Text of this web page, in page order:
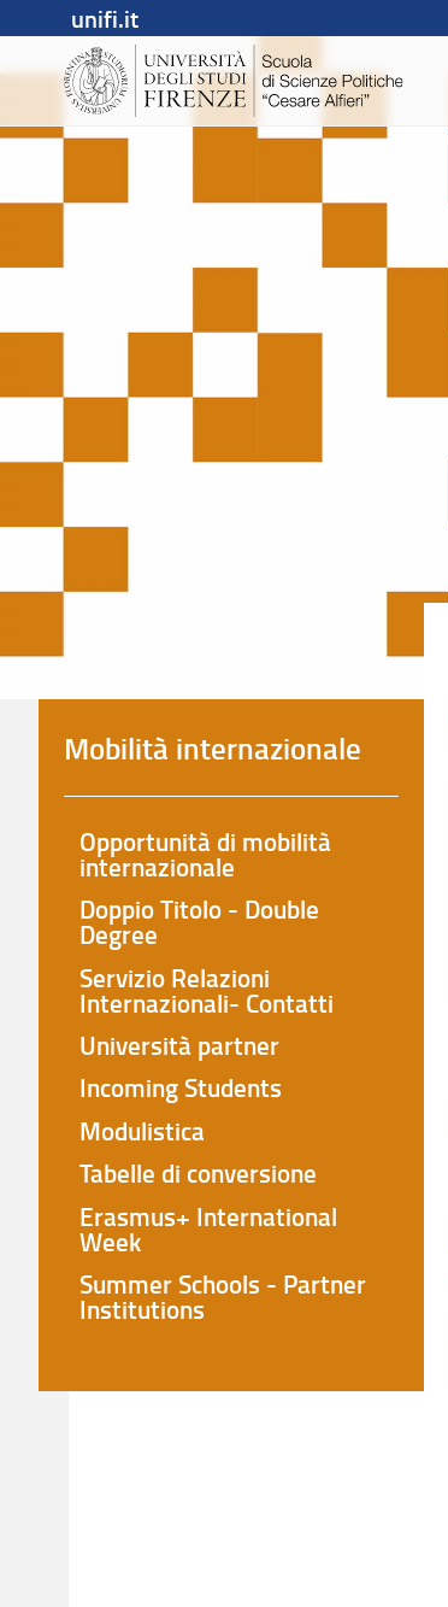
unifi.it
Mobilità internazionale
Opportunità di mobilità
internazionale
Doppio Titolo - Double
Degree
Servizio Relazioni
Internazionali- Contatti
Università partner
Incoming Students
Modulistica
Tabelle di conversione
Erasmus+ International
Week
Summer Schools - Partner
Institutions